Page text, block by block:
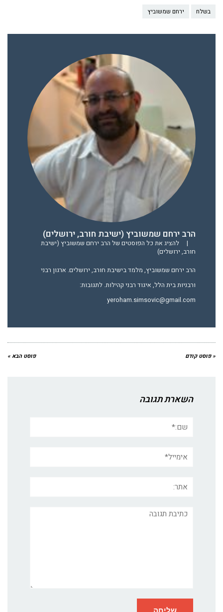
בשלח ירחם שמשוביץ
הרב ירחם שמשוביץ (ישיבת חורב, ירושלים)
|
להציג את כל הפוסטים של הרב ירחם שמשוביץ (ישיבת
חורב, ירושלים)
הרב ירחם שמשוביץ, מלמד בישיבת חורב, ירושלים. ארגון רבני
ורבניות בית הלל, איגוד רבני קהילות. לתגובות:
yeroham.simsovic@gmail.com
« פוסט קודם פוסט הבא »
השארת תגובה
תגובה